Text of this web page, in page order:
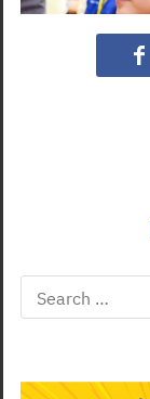
Search
for: